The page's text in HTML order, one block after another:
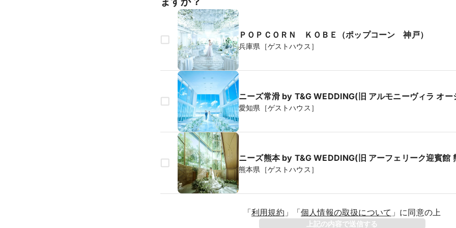
ＰＯＰＣＯＲＮ ＫＯＢＥ（ポップコーン 神戸）
兵庫県［ゲストハウス］
ニーズ常滑 by T&G WEDDING(旧 アルモニーヴィラ オー
愛知県［ゲストハウス］
ニーズ熊本 by T&G WEDDING(旧 アーフェリーク迎賓館
熊本県［ゲストハウス］
「利用規約 」 「個人情報の取扱について 」 に同意の上
上記の内容で送信する